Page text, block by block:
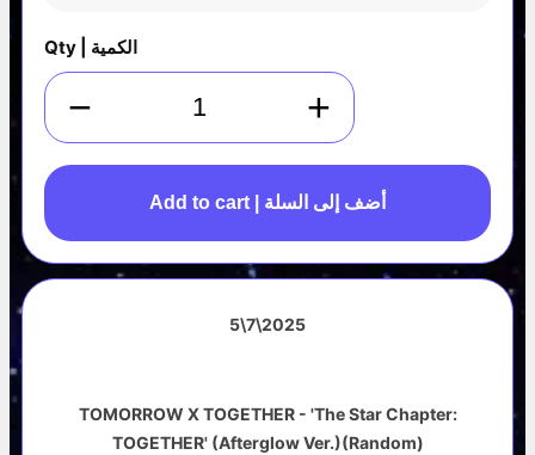
Qty | الكمية
− +
Add to cart | أضف إلى السلة
5\7\2025
TOMORROW X TOGETHER - 'The Star Chapter:
TOGETHER' (Afterglow Ver.)(Random)